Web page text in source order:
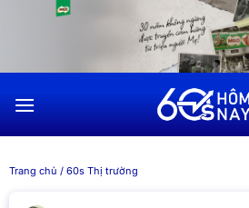
dung
Trang chủ / 60s Thị trường